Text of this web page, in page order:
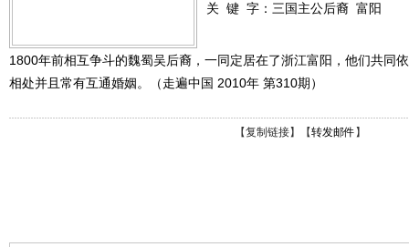
关 键 字： 三国主公后裔 富阳
1800年前相互争斗的魏蜀吴后裔，一同定居在了浙江富阳，他们共同
相处并且常有互通婚姻。（走遍中国 2010年 第310期）
【复制链接】【转发邮件 】